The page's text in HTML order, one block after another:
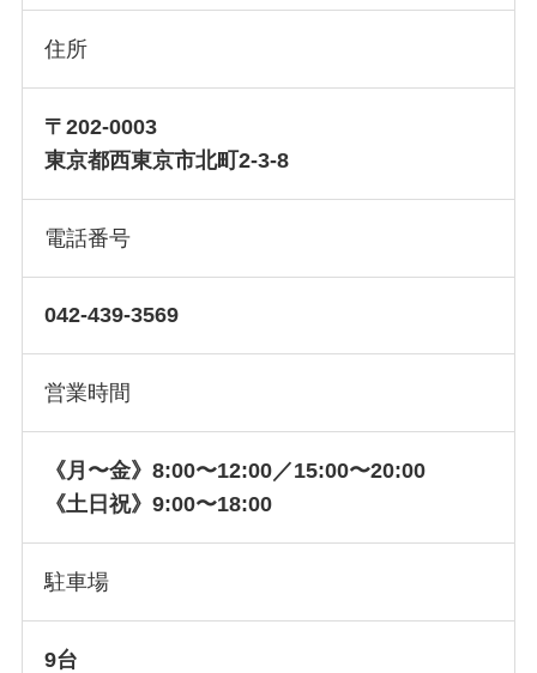
住所
〒202-0003
東京都西東京市北町2-3-8
電話番号
042-439-3569
営業時間
《月〜金》8:00〜12:00／15:00〜20:00
《土日祝》9:00〜18:00
駐車場
9台